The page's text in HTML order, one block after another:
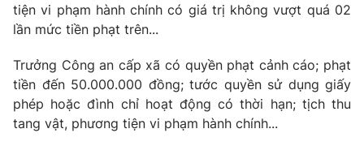
tiện vi phạm hành chính có giá trị không vượt quá 02
lần mức tiền phạt trên...
Trưởng Công an cấp xã có quyền phạt cảnh cáo; phạt
tiền đến 50.000.000 đồng; tước quyền sử dụng giấy
phép hoặc đình chỉ hoạt động có thời hạn; tịch thu
tang vật, phương tiện vi phạm hành chính...